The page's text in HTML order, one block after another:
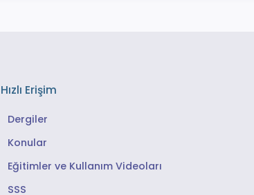
Hızlı Erişim
Dergiler
Konular
Eğitimler ve Kullanım Videoları
SSS